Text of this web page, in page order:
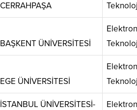
CERRAHPAŞA
BAŞKENT ÜNİVERSİTESİ
EGE ÜNİVERSİTESİ
İSTANBUL ÜNİVERSİTESİ-